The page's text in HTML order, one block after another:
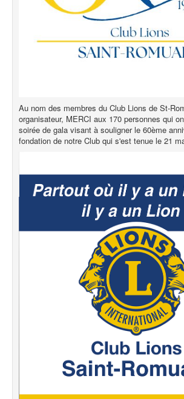
Au nom des membres du Club Lions de St-
organisateur, MERCI aux 170 personnes qui
soirée de gala visant à souligner le 60ème
fondation de notre Club qui s'est tenue le 21